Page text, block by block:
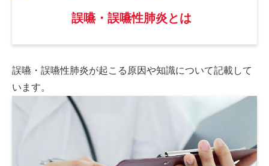
誤嚥・誤嚥性肺炎とは
誤嚥・誤嚥性肺炎が起こる原因や知識について記載して
います。